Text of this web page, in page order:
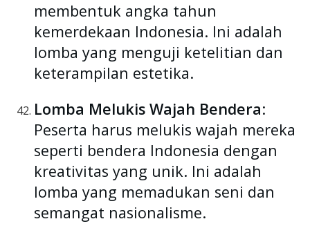
membentuk angka tahun
kemerdekaan Indonesia. Ini adalah
lomba yang menguji ketelitian dan
keterampilan estetika.
Lomba Melukis Wajah Bendera:
Peserta harus melukis wajah mereka
seperti bendera Indonesia dengan
kreativitas yang unik. Ini adalah
lomba yang memadukan seni dan
semangat nasionalisme.